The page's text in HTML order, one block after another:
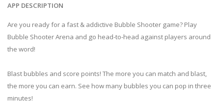
APP DESCRIPTION
Are you ready for a fast & addictive Bubble Shooter game? Play
Bubble Shooter Arena and go head-to-head against players around
the word!
Blast bubbles and score points! The more you can match and blast,
the more you can earn. See how many bubbles you can pop in three
minutes!